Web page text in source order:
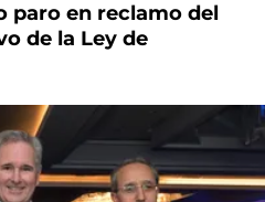
paro en reclamo del
de la Ley de